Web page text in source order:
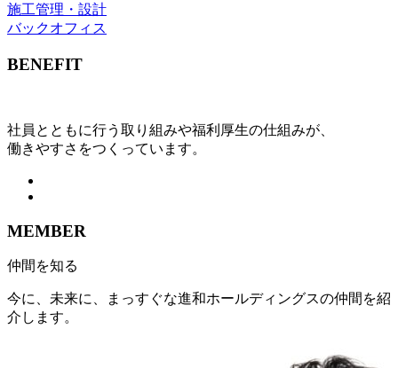
施工管理・設計
バックオフィス
BENEFIT
社員とともに行う取り組みや福利厚生の仕組みが、
働きやすさをつくっています。
MEMBER
仲間を知る
今に、未来に、まっすぐな進和ホールディングスの仲間を紹
介します。